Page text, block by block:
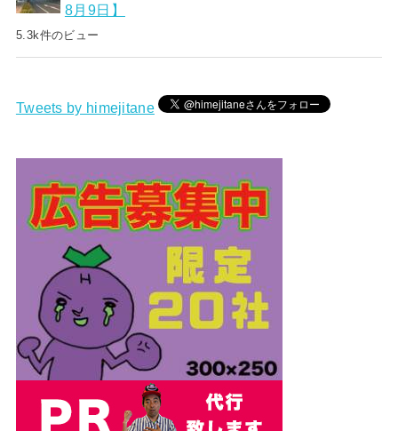
8月9日】
5.3k件のビュー
Tweets by himejitane